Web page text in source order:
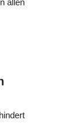
allen